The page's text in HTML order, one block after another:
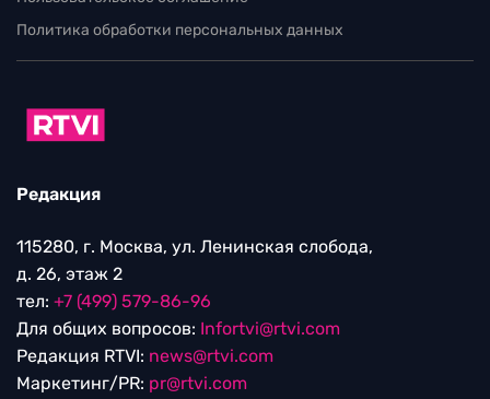
Политика обработки персональных данных
Редакция
115280, г. Москва, ул. Ленинская слобода,
д. 26, этаж 2
тел: +7 (499) 579-86-96
Для общих вопросов: Infortvi@rtvi.com
Редакция RTVI: news@rtvi.com
Маркетинг/PR: pr@rtvi.com